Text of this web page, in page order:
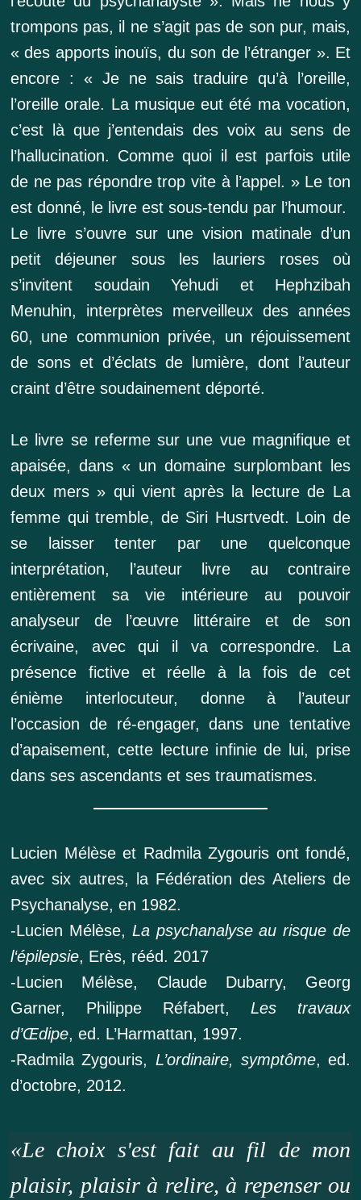
trompons pas, il ne s’agit pas de son pur, mais,
« des apports inouïs, du son de l’étranger ». Et
encore : « Je ne sais traduire qu’à l’oreille,
l’oreille orale. La musique eut été ma vocation,
c’est là que j’entendais des voix au sens de
l’hallucination. Comme quoi il est parfois utile
de ne pas répondre trop vite à l’appel. » Le ton
est donné, le livre est sous-tendu par l’humour.
Le livre s’ouvre sur une vision matinale d’un
petit déjeuner sous les lauriers roses où
s’invitent soudain Yehudi et Hephzibah
Menuhin, interprètes merveilleux des années
60, une communion privée, un réjouissement
de sons et d’éclats de lumière, dont l’auteur
craint d’être soudainement déporté.
Le livre se referme sur une vue magnifique et
apaisée, dans « un domaine surplombant les
deux mers » qui vient après la lecture de La
femme qui tremble, de Siri Husrtvedt. Loin de
se laisser tenter par une quelconque
interprétation, l’auteur livre au contraire
entièrement sa vie intérieure au pouvoir
analyseur de l’œuvre littéraire et de son
écrivaine, avec qui il va correspondre. La
présence fictive et réelle à la fois de cet
énième interlocuteur, donne à l’auteur
l’occasion de ré-engager, dans une tentative
d’apaisement, cette lecture infinie de lui, prise
dans ses ascendants et ses traumatismes.
Lucien Mélèse et Radmila Zygouris ont fondé,
avec six autres, la Fédération des Ateliers de
Psychanalyse, en 1982.
-Lucien Mélèse, La psychanalyse au risque de
l‘épilepsie, Erès, rééd. 2017
-Lucien Mélèse, Claude Dubarry, Georg
Garner, Philippe Réfabert, Les travaux
d’Œdipe, ed. L’Harmattan, 1997.
-Radmila Zygouris, L’ordinaire, symptôme, ed.
d’octobre, 2012.
«Le choix s'est fait au fil de mon
plaisir, plaisir à relire, à repenser ou